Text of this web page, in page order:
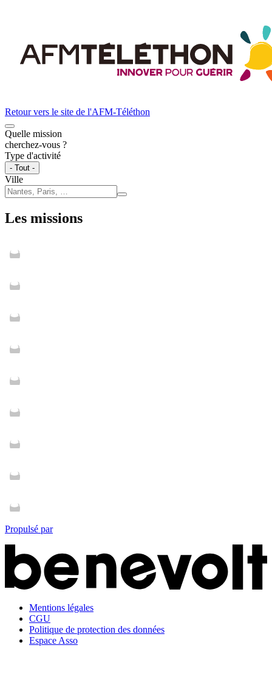
Retour vers le site de l'AFM-Téléthon
Quelle mission
cherchez-vous ?
Type d'activité
- Tout -
Ville
Les missions
Propulsé par
Mentions légales
CGU
Politique de protection des données
Espace Asso